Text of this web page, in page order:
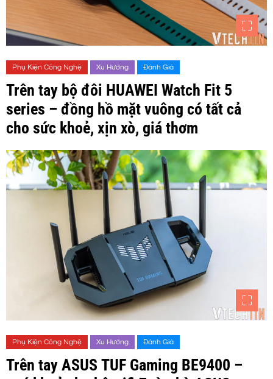
Phụ Kiện Công Nghệ Xu Hướng Đánh Giá
Trên tay bộ đôi HUAWEI Watch Fit 5
series – đồng hồ mặt vuông có tất cả
cho sức khoẻ, xịn xò, giá thơm
Phụ Kiện Công Nghệ Xu Hướng Đánh Giá
Trên tay ASUS TUF Gaming BE9400 –